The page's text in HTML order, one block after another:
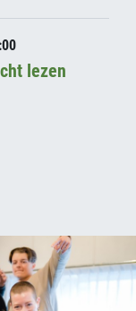
lezen